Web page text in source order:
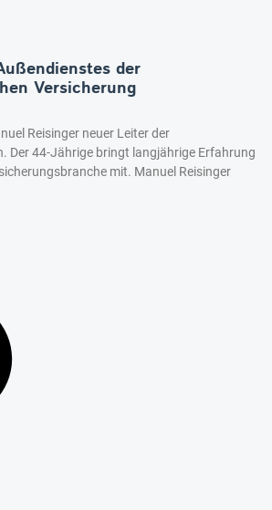
der
Versicherung
Reisinger neuer Leiter der
Der 44-Jährige bringt langjährige Erfahrung
mit. Manuel Reisinger